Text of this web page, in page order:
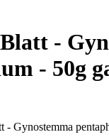
-
- 50g
- Gynostemma